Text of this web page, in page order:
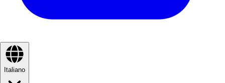
Italiano